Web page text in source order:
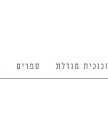
זכוכית מגדלת ספרים